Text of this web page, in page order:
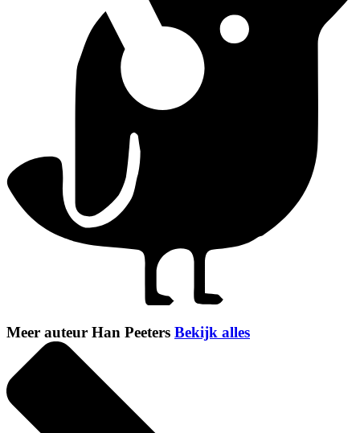
Meer auteur Han Peeters Bekijk alles